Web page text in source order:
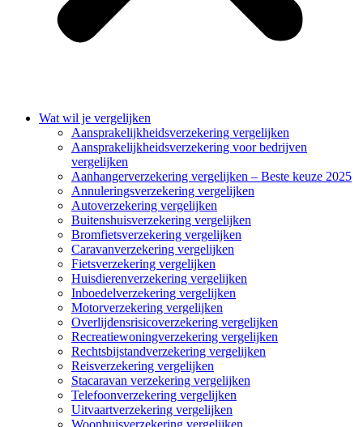
Wat wil je vergelijken
Aansprakelijkheidsverzekering vergelijken
Aansprakelijkheidsverzekering voor bedrijven
vergelijken
Aanhangerverzekering vergelijken – Beste keuze 2025
Annuleringsverzekering vergelijken
Autoverzekering vergelijken
Buitenshuisverzekering vergelijken
Bromfietsverzekering vergelijken
Caravanverzekering vergelijken
Fietsverzekering vergelijken
Huisdierenverzekering vergelijken
Inboedelverzekering vergelijken
Motorverzekering vergelijken
Overlijdensrisicoverzekering vergelijken
Recreatiewoningverzekering vergelijken
Rechtsbijstandverzekering vergelijken
Reisverzekering vergelijken
Stacaravan verzekering vergelijken
Telefoonverzekering vergelijken
Uitvaartverzekering vergelijken
Woonhuisverzekering vergelijken